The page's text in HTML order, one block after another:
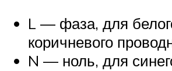
L — фаза, для
коричневого
N — ноль, для